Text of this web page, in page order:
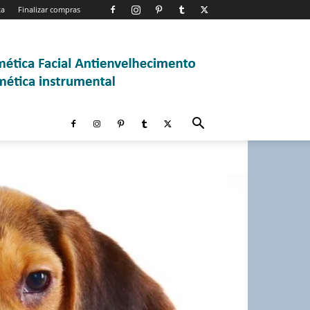
Finalizar compras